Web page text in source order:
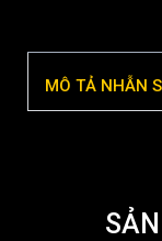
MÔ TẢ NHẪN